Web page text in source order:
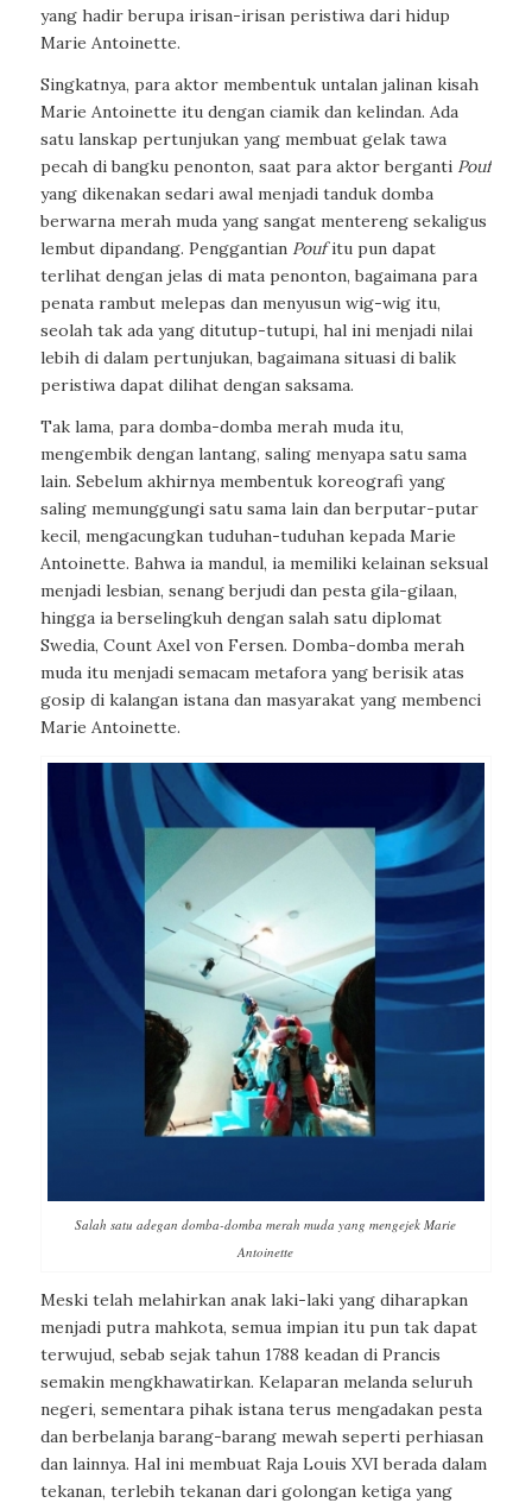
yang hadir berupa irisan-irisan peristiwa dari hidup
Marie Antoinette.
Singkatnya, para aktor membentuk untalan jalinan kisah
Marie Antoinette itu dengan ciamik dan kelindan. Ada
satu lanskap pertunjukan yang membuat gelak tawa
pecah di bangku penonton, saat para aktor berganti Pouf
yang dikenakan sedari awal menjadi tanduk domba
berwarna merah muda yang sangat mentereng sekaligus
lembut dipandang. Penggantian Poufitu pun dapat
terlihat dengan jelas di mata penonton, bagaimana para
penata rambut melepas dan menyusun wig-wig itu,
seolah tak ada yang ditutup-tutupi, hal ini menjadi nilai
lebih di dalam pertunjukan, bagaimana situasi di balik
peristiwa dapat dilihat dengan saksama.
Tak lama, para domba-domba merah muda itu,
mengembik dengan lantang, saling menyapa satu sama
lain. Sebelum akhirnya membentuk koreografi yang
saling memunggungi satu sama lain dan berputar-putar
kecil, mengacungkan tuduhan-tuduhan kepada Marie
Antoinette. Bahwa ia mandul, ia memiliki kelainan seksual
menjadi lesbian, senang berjudi dan pesta gila-gilaan,
hingga ia berselingkuh dengan salah satu diplomat
Swedia, Count Axel von Fersen. Domba-domba merah
muda itu menjadi semacam metafora yang berisik atas
gosip di kalangan istana dan masyarakat yang membenci
Marie Antoinette.
Salah satu adegan domba-domba merah muda yang mengejek Marie
Antoinette
Meski telah melahirkan anak laki-laki yang diharapkan
menjadi putra mahkota, semua impian itu pun tak dapat
terwujud, sebab sejak tahun 1788 keadan di Prancis
semakin mengkhawatirkan. Kelaparan melanda seluruh
negeri, sementara pihak istana terus mengadakan pesta
dan berbelanja barang-barang mewah seperti perhiasan
dan lainnya. Hal ini membuat Raja Louis XVI berada dalam
tekanan, terlebih tekanan dari golongan ketiga yang